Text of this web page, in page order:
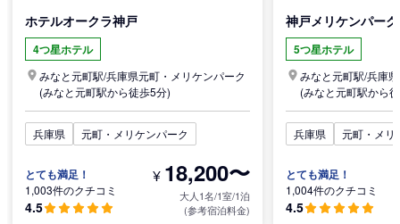
ホテルオークラ神戸
4つ星ホテル
みなと元町駅/兵庫県元町・メリケンパーク
(みなと元町駅から徒歩5分)
兵庫県 元町・メリケンパーク
とても満足！
1,003件のクチコミ
4.5
¥ 18,200〜
大人1名/1室/1泊
(参考宿泊料金)
神戸メリケンパー
5つ星ホテル
みなと元町駅/兵庫県
(みなと元町駅から
兵庫県 元町・メリ
とても満足！
1,004件のクチコミ
4.5